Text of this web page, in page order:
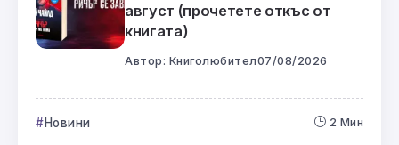
август (прочетете откъс от
книгата)
Автор: Книголюбител07/08/2026
Новини 2 Мин